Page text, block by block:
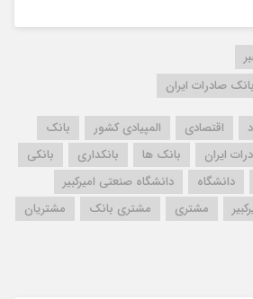
صادرات ایران
اقتصادی المپیادی کشور
بانک
ایران بانک ها بانکداری
بانکی
دانشگاه
دانشگاه صنعتی امیرکبیر
مشتری مشتری بانک مشتریان